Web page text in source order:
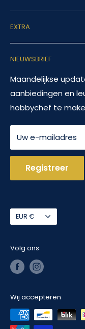
Welkom op
door hoogstaande
te maken voor de
Van complete
EXTRA
Zoeken
Veelgestelde vragen
Contact
Algemene
NIEUWSBRIEF
Maandelijkse
aanbiedingen en
hobbychef te
Uw e-mailadres
Registreer
Valuta
EUR €
Volg ons
Wij accepteren